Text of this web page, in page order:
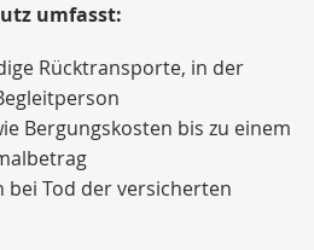
umfasst:
Rücktransporte, in der
Bergungskosten bis zu einem
Tod der versicherten